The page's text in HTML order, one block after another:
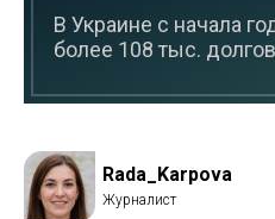
В Украине с начала
более 108 тыс.
Rada_Karpova